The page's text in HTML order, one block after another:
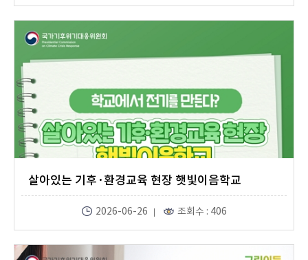
살아있는 기후·환경교육 현장 햇빛이음학교
2026-06-26 조회수 : 406